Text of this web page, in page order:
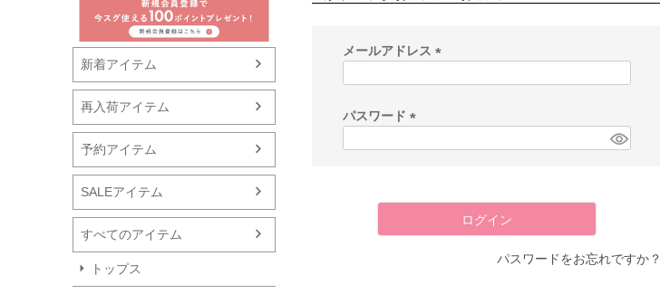
新着アイテム
再入荷アイテム
予約アイテム
SALEアイテム
すべてのアイテム
トップス
メールアドレス
)
パスワード
ログイン
パスワードをお忘れですか？